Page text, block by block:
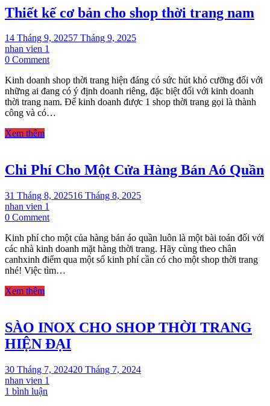
trang
Thiết kế cơ bản cho shop thời trang nam
14 Tháng 9, 20257 Tháng 9, 2025
nhan vien 1
0 Commenton
kế
cơ
bản
cho
Kinh doanh shop thời trang hiện đáng có sức hút khó cưỡng đối với
những ai đang có ý định doanh riêng, đặc biệt đối với kinh doanh
thời trang nam. Để kinh doanh được 1 shop thời trang gọi là thành
công và có…
Xem thêm
Chi Phí Cho Một Cửa Hàng Bán Aó Quần
31 Tháng 8, 202516 Tháng 8, 2025
nhan vien 1
0 Commenton
Phí
Cho
Một
Cửa
Kinh phí cho một của hàng bán áo quần luôn là một bài toán đối với
các nhà kinh doanh mặt hàng thời trang. Hãy cùng theo chân
canhxinh điểm qua một số kinh phí cần có cho một shop thời trang
nhé! Việc tìm…
Xem thêm
SÀO INOX CHO SHOP THỜI TRANG
HIỆN ĐẠI
30 Tháng 7, 202420 Tháng 7, 2024
nhan vien 1
1 bình luận